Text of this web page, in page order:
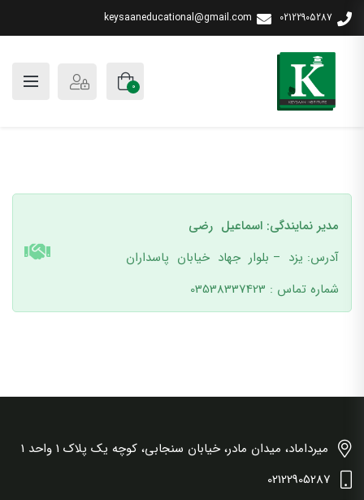
02122905287
keysaaneducational@gmail.com
0
مدیر نمایندگی: اسماعیل رضی
آدرس: یزد – بلوار جهاد خیابان پاسداران
شماره تماس : 03538337423
میرداماد، میدان مادر، خیابان سنجابی، کوچه یک پلاک 1 واحد 1
02122905287